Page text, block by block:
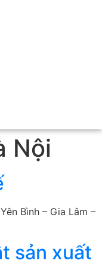
Nội
Bình – Gia Lâm –
sản xuất